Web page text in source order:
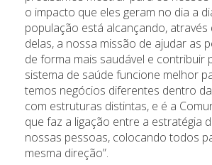
o impacto que eles geram no dia a
população está alcançando,
delas, a nossa missão de ajudar as
de forma mais saudável e contribuir
sistema de saúde funcione melhor
temos negócios diferentes dentro
com estruturas distintas, e é a
que faz a ligação entre a estratégia
nossas pessoas, colocando todos
mesma direção”.